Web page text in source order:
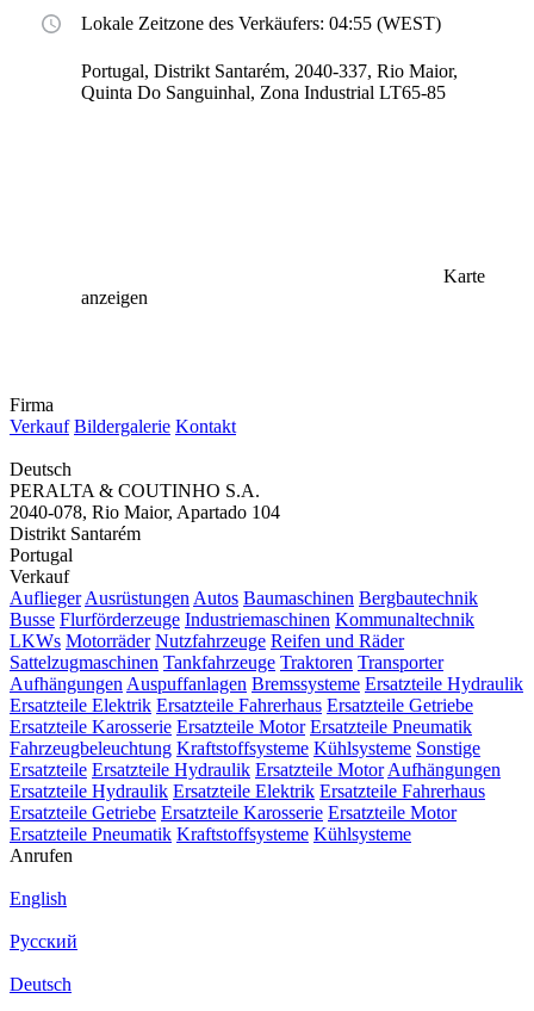
Lokale Zeitzone des Verkäufers: 04:55 (WEST)
Portugal, Distrikt Santarém, 2040-337, Rio Maior,
Quinta Do Sanguinhal, Zona Industrial LT65-85
Karte
anzeigen
Firma
Verkauf Bildergalerie Kontakt
Deutsch
PERALTA & COUTINHO S.A.
2040-078, Rio Maior, Apartado 104
Distrikt Santarém
Portugal
Verkauf
Auflieger Ausrüstungen Autos Baumaschinen Bergbautechnik
Busse Flurförderzeuge Industriemaschinen Kommunaltechnik
LKWs Motorräder Nutzfahrzeuge Reifen und Räder
Sattelzugmaschinen Tankfahrzeuge Traktoren Transporter
Aufhängungen Auspuffanlagen Bremssysteme Ersatzteile Hydraulik
Ersatzteile Elektrik Ersatzteile Fahrerhaus Ersatzteile Getriebe
Ersatzteile Karosserie Ersatzteile Motor Ersatzteile Pneumatik
Fahrzeugbeleuchtung Kraftstoffsysteme Kühlsysteme Sonstige
Ersatzteile Ersatzteile Hydraulik Ersatzteile Motor Aufhängungen
Ersatzteile Hydraulik Ersatzteile Elektrik Ersatzteile Fahrerhaus
Ersatzteile Getriebe Ersatzteile Karosserie Ersatzteile Motor
Ersatzteile Pneumatik Kraftstoffsysteme Kühlsysteme
Anrufen
English
Русский
Deutsch